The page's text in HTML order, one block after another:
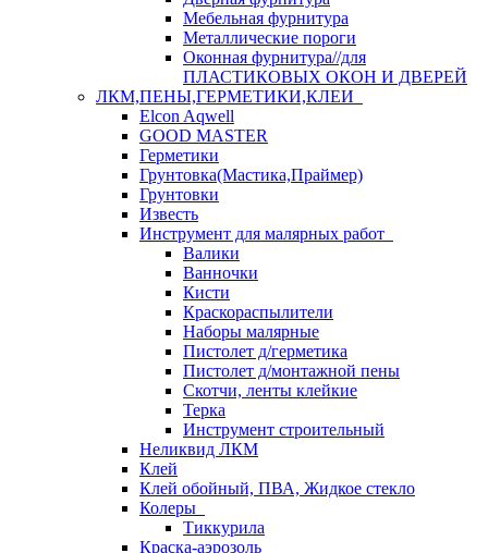
Мебельная фурнитура
Металлические пороги
Оконная фурнитура//для
ПЛАСТИКОВЫХ ОКОН И ДВЕРЕЙ
ЛКМ,ПЕНЫ,ГЕРМЕТИКИ,КЛЕИ
Elcon Aqwell
GOOD MASTER
Герметики
Грунтовка(Мастика,Праймер)
Грунтовки
Известь
Инструмент для малярных работ
Валики
Ванночки
Кисти
Краскораспылители
Наборы малярные
Пистолет д/герметика
Пистолет д/монтажной пены
Скотчи, ленты клейкие
Терка
Инструмент строительный
Неликвид ЛКМ
Клей
Клей обойный, ПВА, Жидкое стекло
Колеры
Тиккурила
Краска-аэрозоль